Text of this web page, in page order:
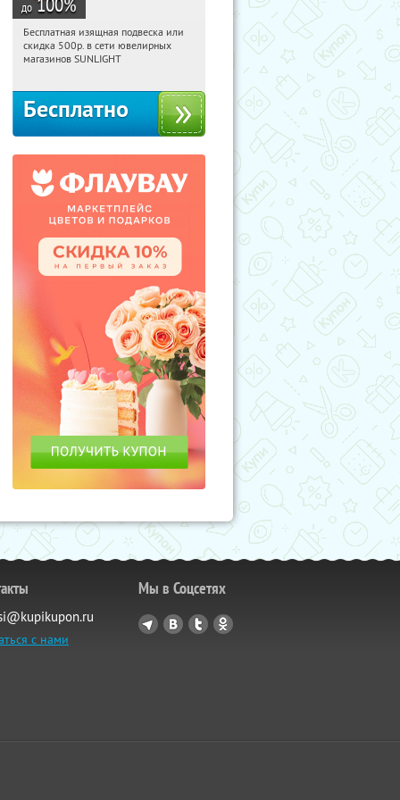
до
06:47:28 Получили:
Россия
Бесплатная изящная подвеска или
скидка 500р. в сети ювелирных
магазинов SUNLIGHT
Бесплатно
с нами
Мы в Соцсетях